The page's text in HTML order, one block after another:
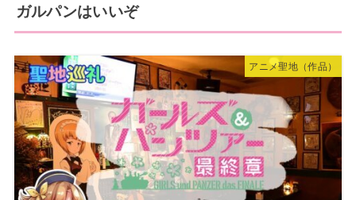
ガルパンはいいぞ
アニメ聖地（作品）